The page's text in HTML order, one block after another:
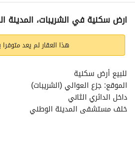
التفاصيل معلومات ترخيص
ارض سكنية في الشريبات، المدينة
هذا العقار لم يعد متوفرا
للبيع أرض سكنية
الموقع: جزع العوالي (الشريبات)
داخل الدائري الثاني
خلف مستشفى المدينة الوطني